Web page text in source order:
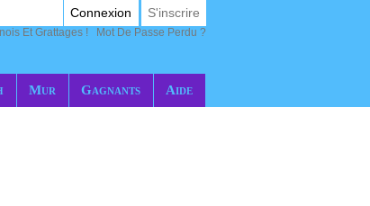
Mur Gagnants Aide
Connexion S'inscrire
Et Grattages ! Mot De Passe Perdu ?